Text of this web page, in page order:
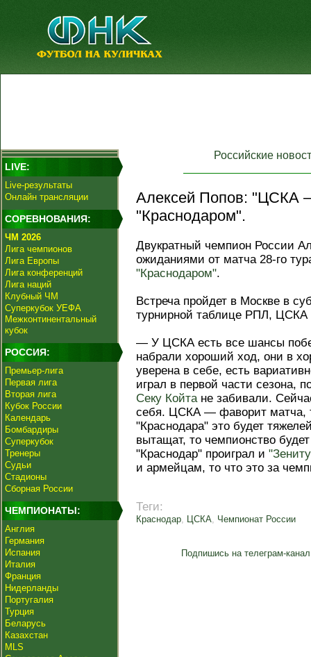
LIVE:
Live-результаты
Онлайн трансляции
СОРЕВНОВАНИЯ:
ЧМ 2026
Лига чемпионов
Лига Европы
Лига конференций
Лига наций
Клубный ЧМ
Суперкубок УЕФА
Межконтинентальный
кубок
РОССИЯ:
Премьер-лига
Первая лига
Вторая лига
Кубок России
Календарь
Бомбардиры
Суперкубок
Тренеры
Судьи
Стадионы
Сборная России
ЧЕМПИОНАТЫ:
Англия
Германия
Испания
Италия
Франция
Нидерланды
Португалия
Турция
Беларусь
Казахстан
MLS
Российские
Алексей Попов: "ЦСКА
"Краснодаром".
Двукратный чемпион России
ожиданиями от матча 28-го
"Краснодаром".
Встреча пройдет в Москве в
турнирной таблице РПЛ, ЦСКА
— У ЦСКА есть все шансы
набрали хороший ход, они в
уверена в себе, есть
играл в первой части сезона,
Секу Койтане забивали.
себя. ЦСКА — фаворит матча,
"Краснодара" это будет
вытащат, то чемпионство
"Краснодар" проиграл и
и армейцам, то что это за
Теги:
Краснодар, ЦСКА, Чемпионат России
Подпишись на телеграм-